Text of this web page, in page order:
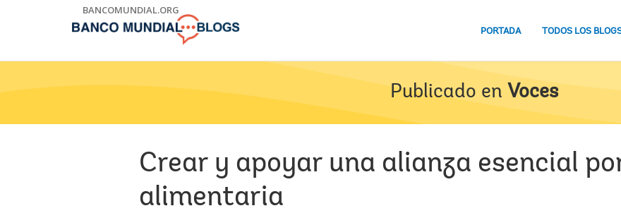
BANCOMUNDIAL.ORG
PORTADA TODOS LOS
Publicado en Voces
Crear y apoyar una alianza esencial
alimentaria